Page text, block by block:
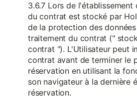
3.6.7 Lors de
du contrat est stocké par
de la protection des
traitement du contrat ("
contrat "). L'Utilisateur peut
contrat avant de terminer le
réservation en utilisant la
son navigateur à la dernière
réservation.